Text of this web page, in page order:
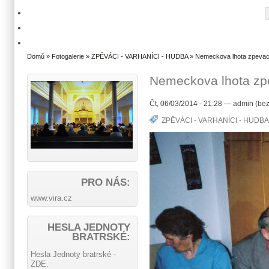
Domů » Fotogalerie » ZPĚVÁCI - VARHANÍCI - HUDBA» Nemeckova lhota
Nemeckova lhota
Čt, 06/03/2014 - 21:28 — admin
ZPĚVÁCI - VARHANÍCI - HUDBA
PRO NÁS:
www.vira.cz
HESLA JEDNOTY
BRATRSKÉ:
Hesla Jednoty bratrské -
ZDE.